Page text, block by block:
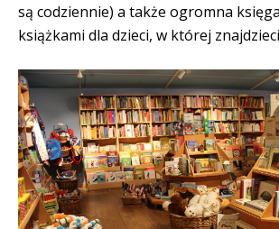
są codziennie) a także ogromna
książkami dla dzieci, w której